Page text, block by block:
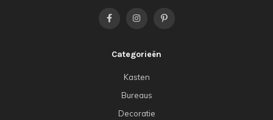
Categorieën
Kasten
Bureaus
Decoratie